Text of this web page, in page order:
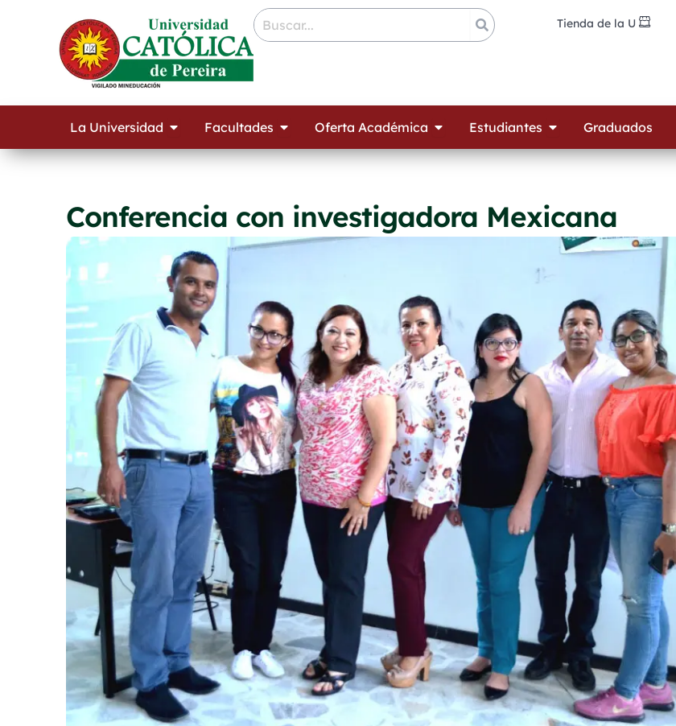
Tienda de la U
La Universidad Open La Universidad
Facultades Open Facultades
Oferta Académica Open Oferta Académica
Estudiantes Open Estudiantes
Graduados
Conferencia con investigadora Mexicana